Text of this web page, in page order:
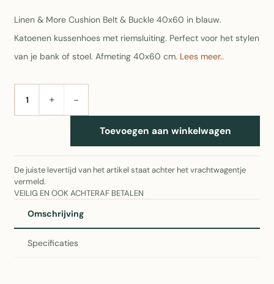
Linen & More Cushion Belt & Buckle 40x60 in blauw.
Katoenen kussenhoes met riemsluiting. Perfect voor het stylen
van je bank of stoel. Afmeting 40x60 cm. Lees meer..
AANTAL+ −
Toevoegen aan winkelwagen
De juiste levertijd van het artikel staat achter het vrachtwagentje
vermeld.
VEILIG EN OOK ACHTERAF BETALEN
Omschrijving
Specificaties